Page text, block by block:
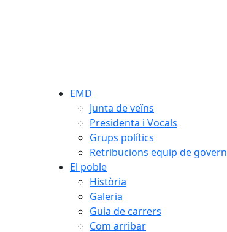
EMD
Junta de veïns
Presidenta i Vocals
Grups polítics
Retribucions equip de govern
El poble
Història
Galeria
Guia de carrers
Com arribar